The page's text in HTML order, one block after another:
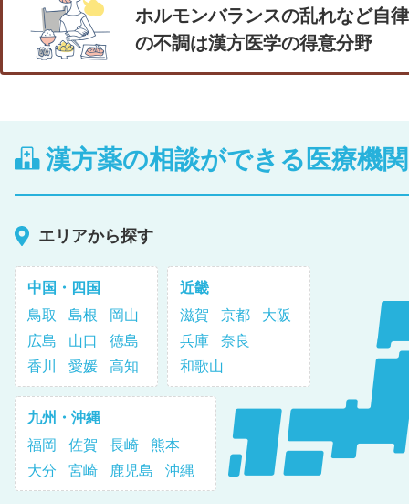
ホルモンバランスの乱れなど自
の不調は漢方医学の得意分野
漢方薬の相談ができる医療機
エリアから探す
中国・四国
鳥取
島根
岡山
広島
山口
徳島
香川
愛媛 高知
近畿
滋賀
京都
大阪
兵庫 奈良
和歌山
九州・沖縄
福岡
佐賀 長崎
熊本
大分
宮崎 鹿児島 沖縄